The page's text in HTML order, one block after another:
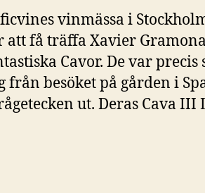
vinmässa i
få träffa Xavier
Cavor. De var precis
från besöket på gården i
ut. Deras Cava III